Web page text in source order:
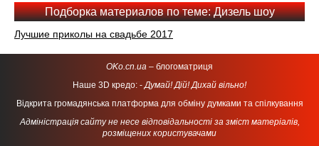
navigation
Подборка материалов по теме: Дизель шоу
Лучшие приколы на свадьбе 2017
OKo.cn.ua – блогоматриця
Наше 3D кредо: -Думай! Дій! Дихай вільно!
Відкрита громадянська платформа для обміну думками та спілкування
Адміністрація сайту не несе відповідальності за зміст матеріалів,
розміщених користувачами